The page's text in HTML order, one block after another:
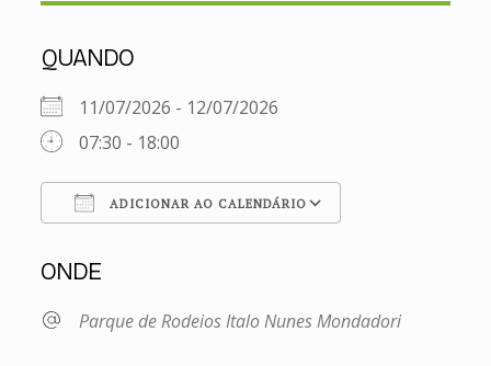
QUANDO
11/07/2026 - 12/07/2026
07:30 - 18:00
ADICIONAR AO CALENDÁRIO
ONDE
Parque de Rodeios Italo Nunes Mondadori